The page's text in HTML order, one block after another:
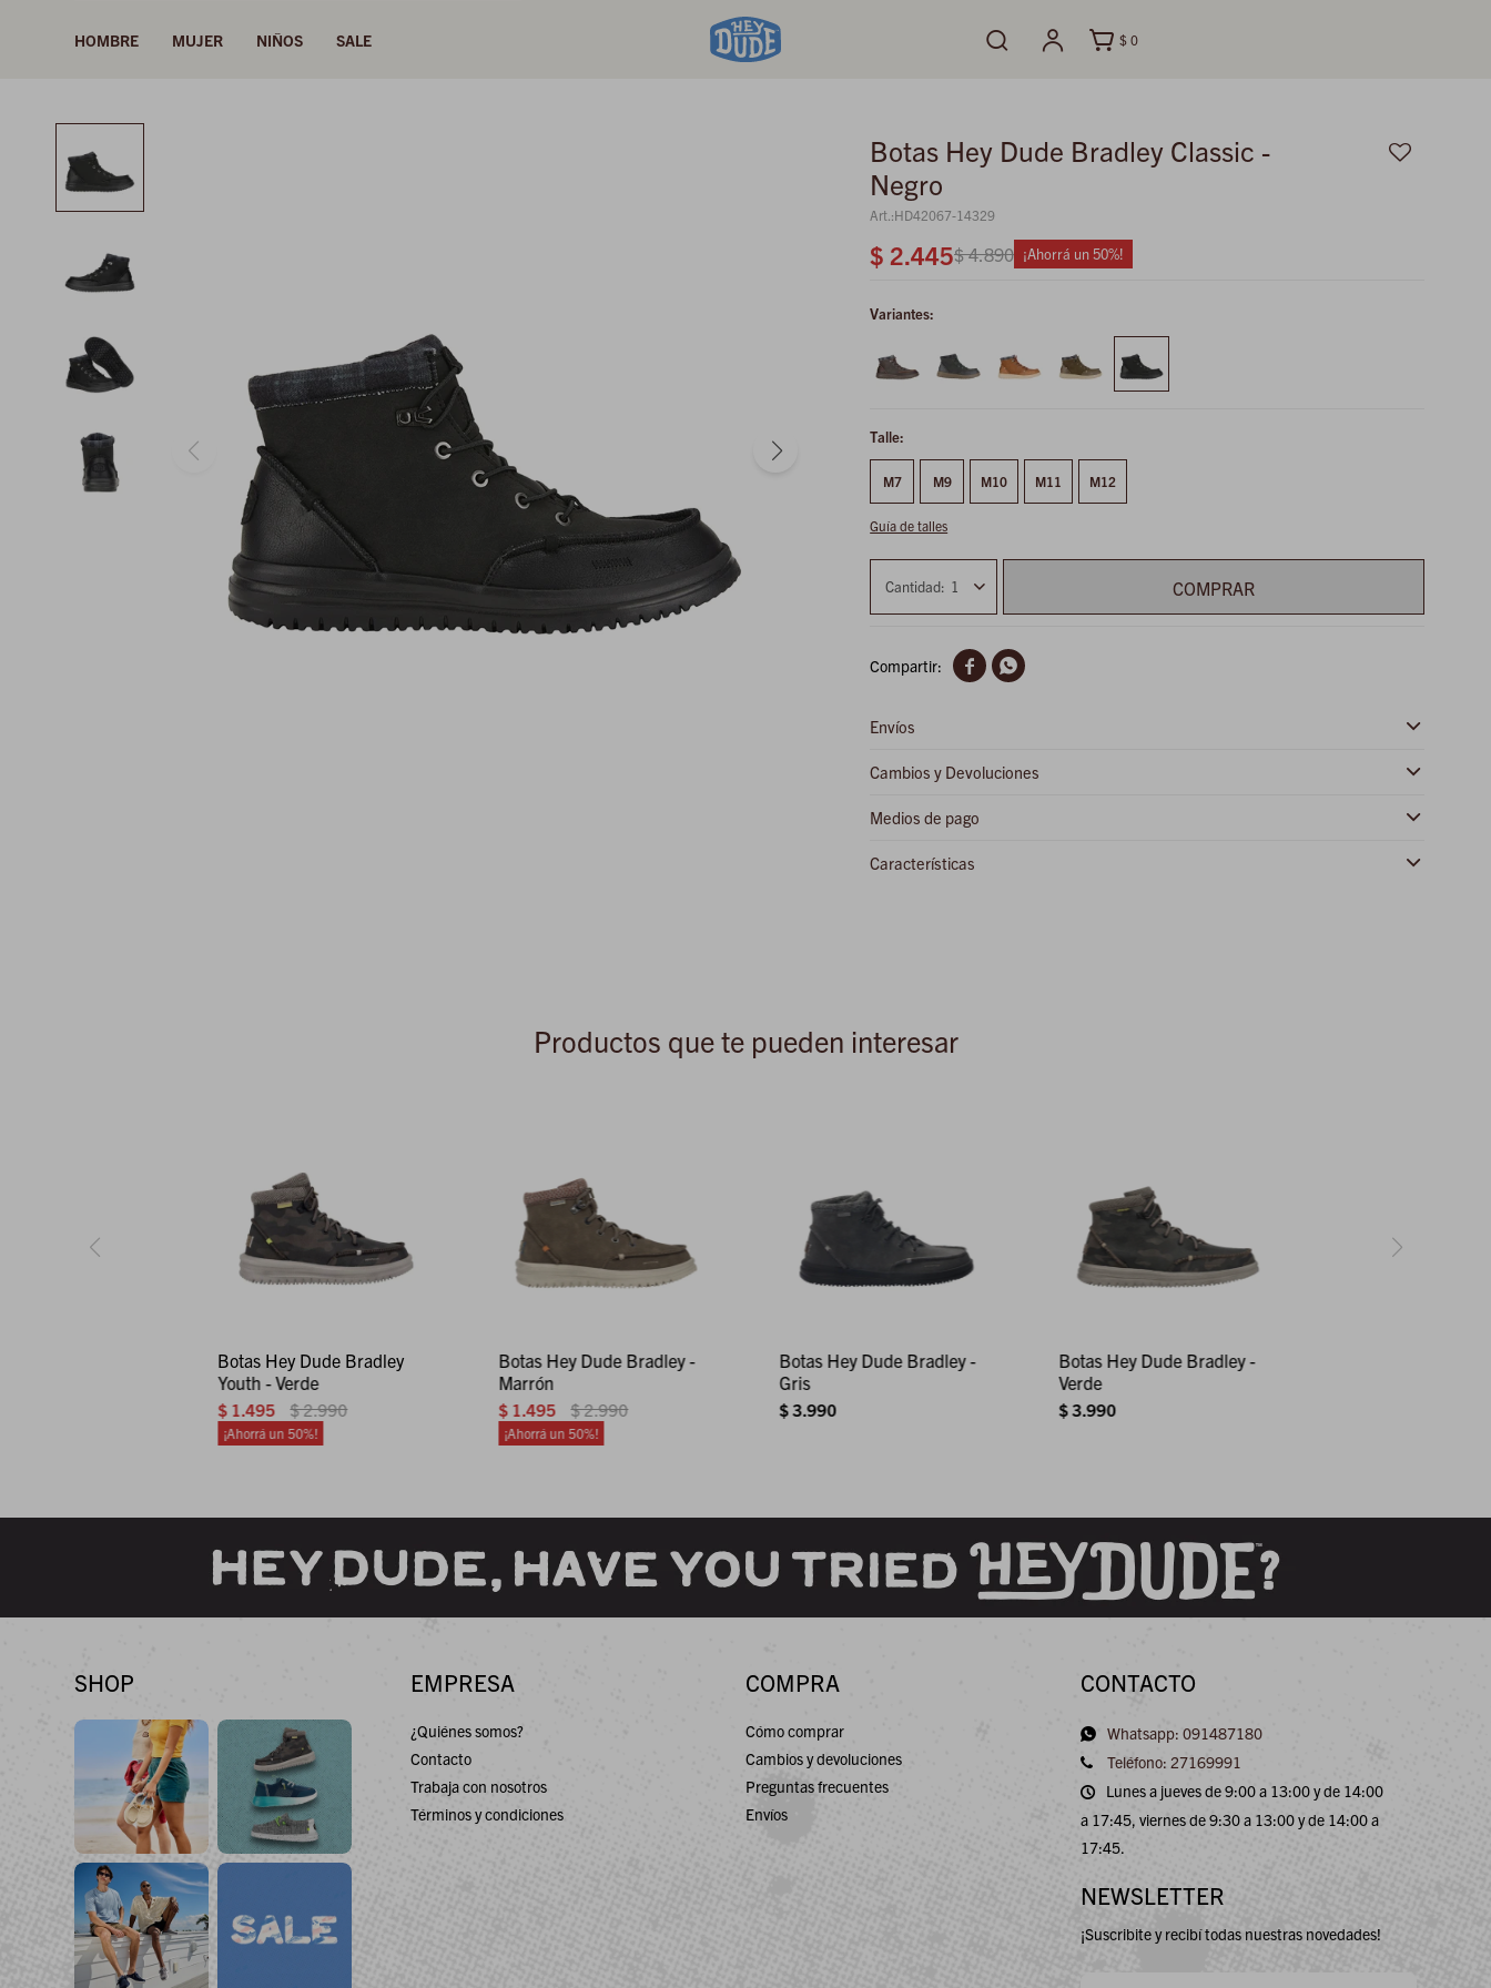
HOMBRE MUJER NIÑOS SALE $ 0
Botas Hey Dude Bradley Classic -
Negro
HD42067-14329
$ 2.445$ 4.890 50
Variantes:
Talle:
M7 M9 M10 M11 M12
Guía de talles
1 COMPRAR
 
Envíos
Cambios y Devoluciones
Medios de pago
Características
Productos que te pueden interesar
Botas Hey Dude Bradley
Youth - Verde
$ 1.495 $2.990
50
Botas Hey Dude Bradley -
Marrón
$ 1.495 $2.990
50
Botas Hey Dude Bradley -
Gris
$3.990
Botas Hey Dude Bradley -
Verde
$3.990
SHOP EMPRESA
¿Quiénes somos?
Contacto
Trabaja con nosotros
Términos y condiciones
COMPRA
Cómo comprar
Cambios y devoluciones
Preguntas frecuentes
Envíos
CONTACTO
Whatsapp: 091487180
Teléfono: 27169991
Lunes a jueves de 9:00 a 13:00 y de 14:00
a 17:45, viernes de 9:30 a 13:00 y de 14:00 a
17:45.
NEWSLETTER
¡Suscribite y recibí todas nuestras novedades!